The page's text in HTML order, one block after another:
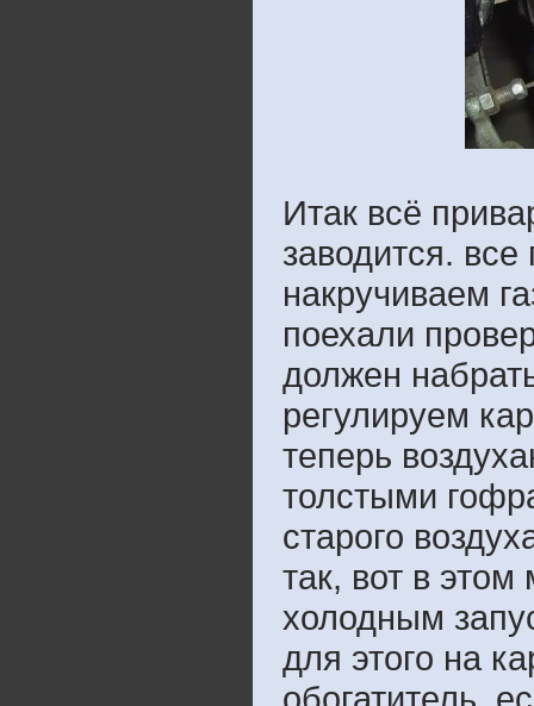
Итак всё
заводится.
накручиваем
поехали
должен
регулируем
теперь
толстыми
старого
так, вот в
холодным
для этого на